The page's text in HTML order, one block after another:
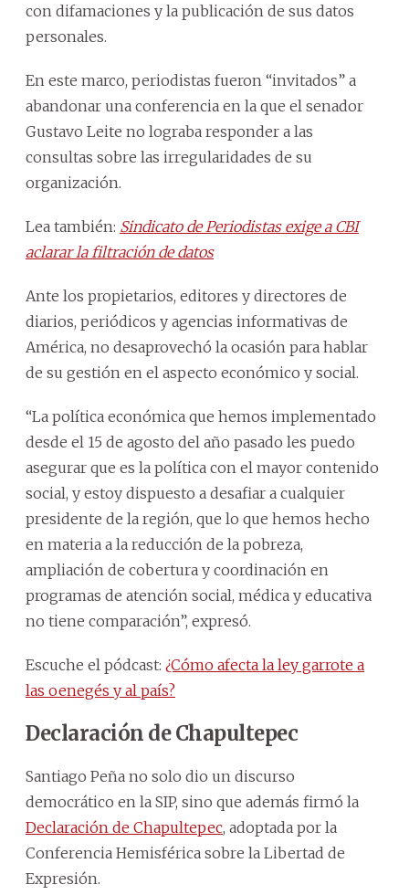
con difamaciones y la publicación de sus datos
personales.
En este marco, periodistas fueron “invitados” a
abandonar una conferencia en la que el senador
Gustavo Leite no lograba responder a las
consultas sobre las irregularidades de su
organización.
Lea también: Sindicato de Periodistas exige a CBI
aclarar la filtración de datos
Ante los propietarios, editores y directores de
diarios, periódicos y agencias informativas de
América, no desaprovechó la ocasión para hablar
de su gestión en el aspecto económico y social.
“La política económica que hemos implementado
desde el 15 de agosto del año pasado les puedo
asegurar que es la política con el mayor contenido
social, y estoy dispuesto a desafiar a cualquier
presidente de la región, que lo que hemos hecho
en materia a la reducción de la pobreza,
ampliación de cobertura y coordinación en
programas de atención social, médica y educativa
no tiene comparación”, expresó.
Escuche el pódcast: ¿Cómo afecta la ley garrote a
las oenegés y al país?
Declaración de Chapultepec
Santiago Peña no solo dio un discurso
democrático en la SIP, sino que además firmó la
Declaración de Chapultepec, adoptada por la
Conferencia Hemisférica sobre la Libertad de
Expresión.